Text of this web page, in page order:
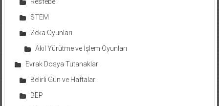
STEM
Zeka Oyunları
Akıl Yürütme ve İşlem Oyunları
Evrak Dosya Tutanaklar
Belirli Gün ve Haftalar
BEP